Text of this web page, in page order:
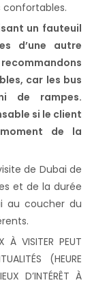
confortables.
un fauteuil
d’une autre
car les bus
de rampes.
si le client
de la
de Dubai de
et de la durée
au coucher du
À VISITER PEUT
(HEURE
D’INTÉRÊT À